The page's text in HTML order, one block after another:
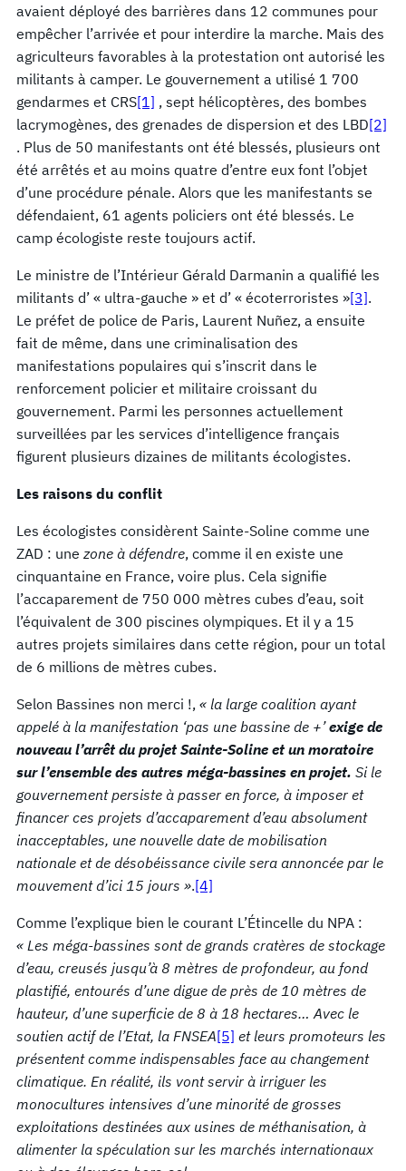
avaient déployé des barrières dans 12 communes pour
empêcher l’arrivée et pour interdire la marche. Mais des
agriculteurs favorables à la protestation ont autorisé les
militants à camper. Le gouvernement a utilisé 1 700
gendarmes et CRS[1] , sept hélicoptères, des bombes
lacrymogènes, des grenades de dispersion et des LBD[2]
. Plus de 50 manifestants ont été blessés, plusieurs ont
été arrêtés et au moins quatre d’entre eux font l’objet
d’une procédure pénale. Alors que les manifestants se
défendaient, 61 agents policiers ont été blessés. Le
camp écologiste reste toujours actif.
Le ministre de l’Intérieur Gérald Darmanin a qualifié les
militants d’ « ultra-gauche » et d’ « écoterroristes »[3].
Le préfet de police de Paris, Laurent Nuñez, a ensuite
fait de même, dans une criminalisation des
manifestations populaires qui s’inscrit dans le
renforcement policier et militaire croissant du
gouvernement. Parmi les personnes actuellement
surveillées par les services d’intelligence français
figurent plusieurs dizaines de militants écologistes.
Les raisons du conflit
Les écologistes considèrent Sainte-Soline comme une
ZAD : une zone à défendre, comme il en existe une
cinquantaine en France, voire plus. Cela signifie
l’accaparement de 750 000 mètres cubes d’eau, soit
l’équivalent de 300 piscines olympiques. Et il y a 15
autres projets similaires dans cette région, pour un total
de 6 millions de mètres cubes.
Selon Bassines non merci !, « la large coalition ayant
appelé à la manifestation ‘pas une bassine de +’exige de
nouveau l’arrêt du projet Sainte-Soline et un moratoire
sur l’ensemble des autres méga-bassines en projet. Si le
gouvernement persiste à passer en force, à imposer et
financer ces projets d’accaparement d’eau absolument
inacceptables, une nouvelle date de mobilisation
nationale et de désobéissance civile sera annoncée par le
mouvement d’ici 15 jours ».[4]
Comme l’explique bien le courant L’Étincelle du NPA :
« Les méga-bassines sont de grands cratères de stockage
d’eau, creusés jusqu’à 8 mètres de profondeur, au fond
plastifié, entourés d’une digue de près de 10 mètres de
hauteur, d’une superficie de 8 à 18 hectares… Avec le
soutien actif de l’Etat, la FNSEA[5] et leurs promoteurs les
présentent comme indispensables face au changement
climatique. En réalité, ils vont servir à irriguer les
monocultures intensives d’une minorité de grosses
exploitations destinées aux usines de méthanisation, à
alimenter la spéculation sur les marchés internationaux